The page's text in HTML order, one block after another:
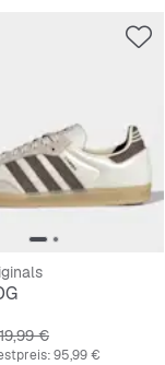
€
95,99 €